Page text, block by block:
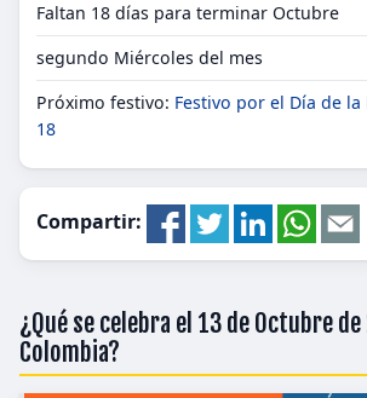
Faltan 18 días para terminar Octubre
segundo Miércoles del mes
Próximo festivo: Festivo por el Día de la
18
Compartir:
¿Qué se celebra el 13 de Octubre
Colombia?